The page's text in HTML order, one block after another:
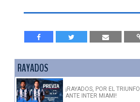
RAYADOS
¡RAYADOS, POR EL TRIUNFO
ANTE INTER MIAMI!